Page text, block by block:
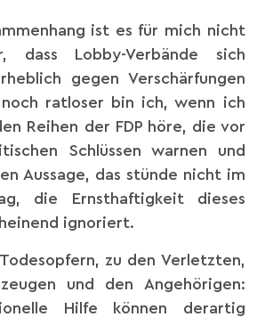
ist es für mich nicht
dass Lobby-Verbände sich
gegen Verschärfungen
ratloser bin ich, wenn ich
Reihen der FDP höre, die vor
Schlüssen warnen und
Aussage, das stünde nicht im
die Ernsthaftigkeit dieses
ignoriert.
zu den Verletzten,
und den Angehörigen:
Hilfe können derartig